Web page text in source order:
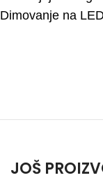
Dimovanje na
JOŠ